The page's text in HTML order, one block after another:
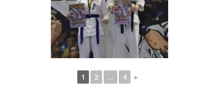
1 2 ... 4 ►